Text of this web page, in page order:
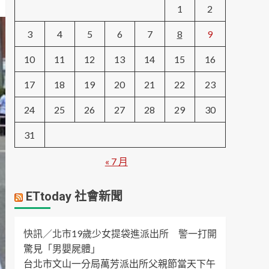
1 2
3 4 5 6 7 8 9
10 11 12 13 14 15 16
17 18 19 20 21 22 23
24 25 26 27 28 29 30
31
« 7 月
ETtoday 社會新聞
快訊／北市19歲少女提袋進派出所 警一打開
驚見「男嬰屍體」
台北市文山一分局萬芳派出所父親節當天下午